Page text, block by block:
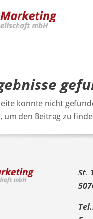
konnte nicht
um den Beitrag zu
St.